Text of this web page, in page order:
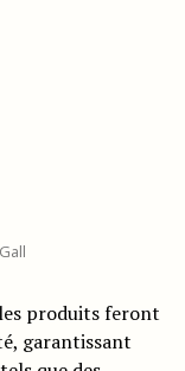
produits feront
garantissant